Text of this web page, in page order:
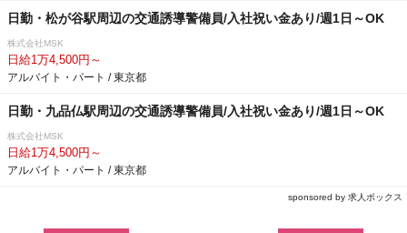
日勤・松が谷駅周辺の交通誘導警備員/入社祝い金あり/週1日～OK
株式会社MSK
日給1万4,500円～
アルバイト・パート / 東京都
日勤・九品仏駅周辺の交通誘導警備員/入社祝い金あり/週1日～OK
株式会社MSK
日給1万4,500円～
アルバイト・パート / 東京都
sponsored by 求人ボックス